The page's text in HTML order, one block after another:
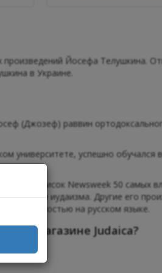
Йосефа Телушкина.
в Украине.
(Джозеф) раввин
университете, успешно обучался
в список Newsweek 50 самых
значения иудаизма. Другие его
на русском языке.
магазине Judaica?